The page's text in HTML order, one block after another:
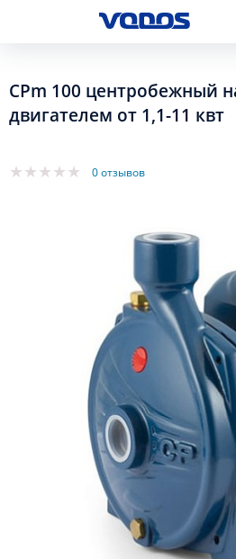
CPm 100 центробежный
двигателем от 1,1-11 квт
0 отзывов